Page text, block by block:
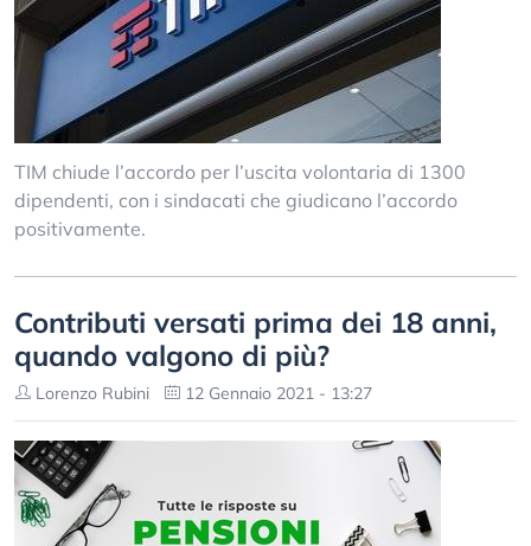
TIM chiude l’accordo per l’uscita volontaria di 1300
dipendenti, con i sindacati che giudicano l’accordo
positivamente.
Contributi versati prima dei 18 anni,
quando valgono di più?
Lorenzo Rubini 12 Gennaio 2021 - 13:27